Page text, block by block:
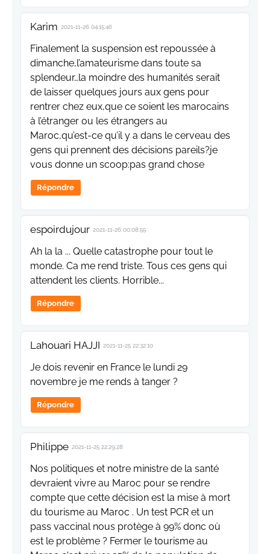
Karim 2021-11-26 04:15:46
Finalement la suspension est repoussée à
dimanche,l’amateurisme dans toute sa
splendeur…la moindre des humanités serait
de laisser quelques jours aux gens pour
rentrer chez eux,que ce soient les marocains
à l’étranger ou les étrangers au
Maroc,qu’est-ce qu’il y a dans le cerveau des
gens qui prennent des décisions pareils?je
vous donne un scoop:pas grand chose
Répondre
espoirdujour 2021-11-26 00:08:55
Ah la la ... Quelle catastrophe pour tout le
monde. Ca me rend triste. Tous ces gens qui
attendent les clients. Horrible...
Répondre
Lahouari HAJJI 2021-11-25 22:32:10
Je dois revenir en France le lundi 29
novembre je me rends à tanger ?
Répondre
Philippe 2021-11-25 22:29:28
Nos politiques et notre ministre de la santé
devraient vivre au Maroc pour se rendre
compte que cette décision est la mise à mort
du tourisme au Maroc . Un test PCR et un
pass vaccinal nous protège à 99% donc où
est le problème ? Fermer le tourisme au